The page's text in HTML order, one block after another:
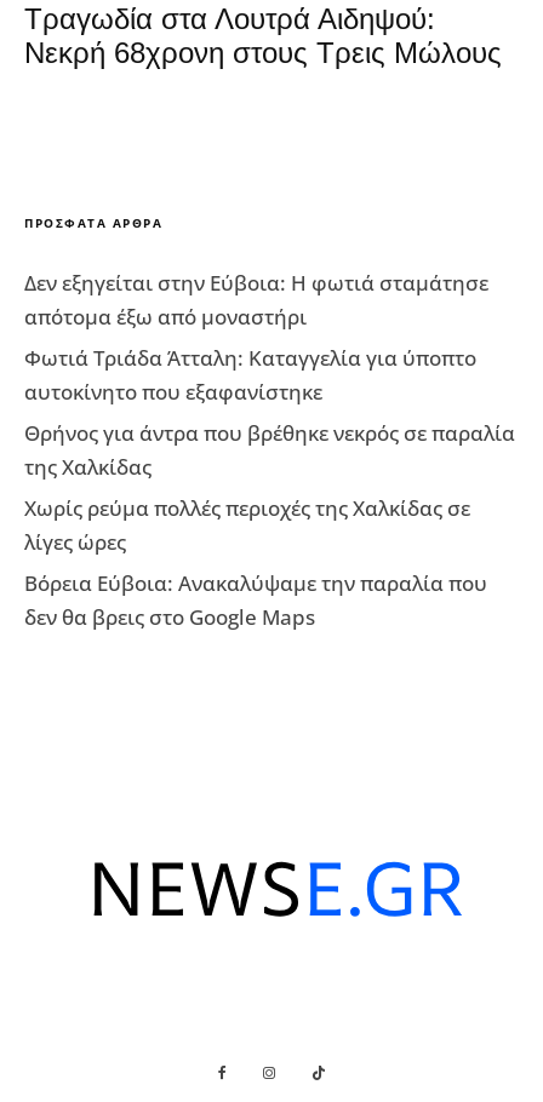
Τραγωδία στα Λουτρά Αιδηψού:
Νεκρή 68χρονη στους Τρεις Μώλους
ΠΡΌΣΦΑΤΑ ΆΡΘΡΑ
Δεν εξηγείται στην Εύβοια: Η φωτιά σταμάτησε
απότομα έξω από μοναστήρι
Φωτιά Τριάδα Άτταλη: Καταγγελία για ύποπτο
αυτοκίνητο που εξαφανίστηκε
Θρήνος για άντρα που βρέθηκε νεκρός σε παραλία
της Χαλκίδας
Χωρίς ρεύμα πολλές περιοχές της Χαλκίδας σε
λίγες ώρες
Βόρεια Εύβοια: Ανακαλύψαμε την παραλία που
δεν θα βρεις στο Google Maps